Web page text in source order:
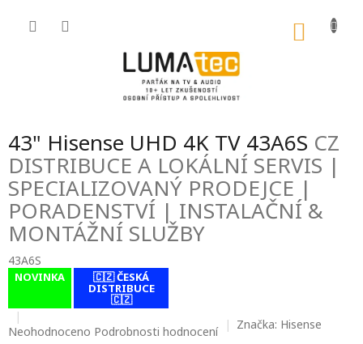
43" Hisense UHD 4K TV 43A6S CZ
DISTRIBUCE A LOKÁLNÍ SERVIS |
SPECIALIZOVANÝ PRODEJCE |
PORADENSTVÍ | INSTALAČNÍ &
MONTÁŽNÍ SLUŽBY
43A6S
NOVINKA 🇨🇿 ČESKÁ
DISTRIBUCE
🇨🇿
Průměrné
Neohodnoceno Podrobnosti hodnocení Značka: Hisense